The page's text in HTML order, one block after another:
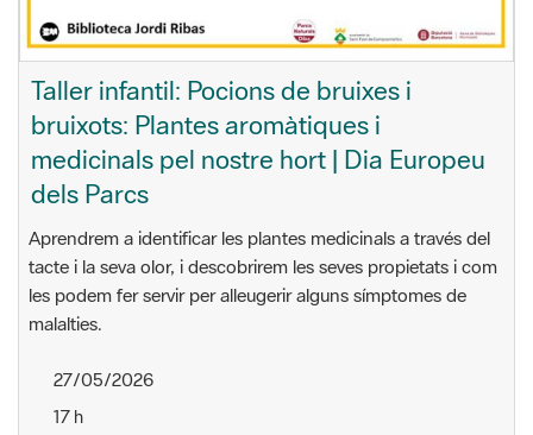
Taller infantil: Pocions de bruixes i
bruixots: Plantes aromàtiques i
medicinals pel nostre hort | Dia Europeu
dels Parcs
Aprendrem a identificar les plantes medicinals a través del
tacte i la seva olor, i descobrirem les seves propietats i com
les podem fer servir per alleugerir alguns símptomes de
malalties.
27/05/2026
17 h